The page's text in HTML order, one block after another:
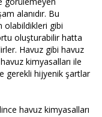
alanıdır. Bu
olabildikleri gibi
oluşturabilir hatta
Havuz gibi havuz
kimyasalları ile
gerekli hijyenik şartlar
havuz kimyasalları